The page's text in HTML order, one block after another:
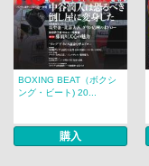
BOXING BEAT（ボクシ
ング・ビート) 20...
購入